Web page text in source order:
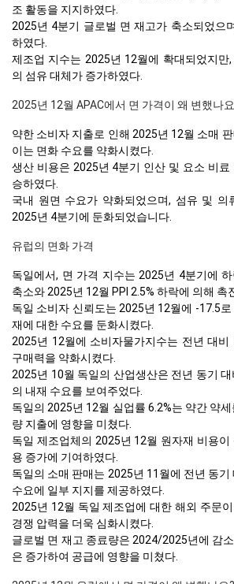
조 활동을 지지하였다.
2025년 4분기 글로벌 면 재고가 축소되었으
하였다.
제조업 지수는 2025년 12월에 확대되었지만
의 섬유 대체가 증가하였다.
2025년 12월 APAC에서 면 가격이 왜 변했나
약한 소비자 지출로 인해 2025년 12월 소매
이는 면화 수요를 약화시켰다.
생산 비용은 2025년 4분기 인산 및 요소 비
승하였다.
국내 원면 수요가 약화되었으며, 섬유 및 의
2025년 4분기에 둔화되었습니다.
유럽의 면화 가격
독일에서, 면 가격 지수는 2025년 4분기에
축소와 2025년 12월 PPI 2.5% 하락에 의해 촉
독일 소비자 신뢰도는 2025년 12월에 -17.5
재에 대한 수요를 둔화시켰다.
2025년 12월에 소비자물가지수는 전년 대비
구매력을 약화시켰다.
2025년 10월 독일의 산업생산은 전년 동기
의 내재 수요를 보여주었다.
독일의 2025년 12월 실업률 6.2%는 약간 약
량 지출에 영향을 미쳤다.
독일 제조업체의 2025년 12월 원자재 비용이
용 증가에 기여하였다.
독일의 소매 판매는 2025년 11월에 전년 동기
수요에 일부 지지를 제공하였다.
2025년 12월 독일 제조업에 대한 해외 주문
경쟁 압력을 더욱 심화시켰다.
글로벌 면 재고 종료량은 2024/2025년에 감
은 증가하여 공급에 영향을 미쳤다.